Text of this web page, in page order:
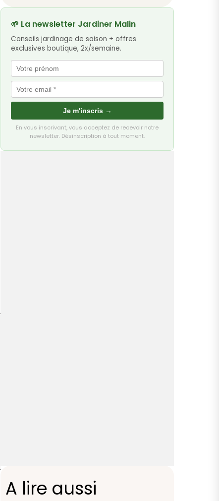
🌱 La newsletter Jardiner Malin
Conseils jardinage de saison + offres
exclusives boutique, 2x/semaine.
Je m'inscris →
En vous inscrivant, vous acceptez de recevoir notre
newsletter. Désinscription à tout moment.
A lire aussi